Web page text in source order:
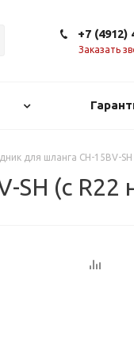
+7 (4912)
Заказать
для шланга CH-15BV-SH
(с R22